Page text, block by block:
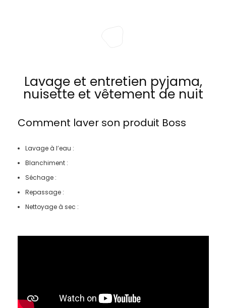
Lavage et entretien pyjama,
nuisette et vêtement de nuit
Comment laver son produit Boss
Lavage à l’eau :
Blanchiment :
Séchage :
Repassage :
Nettoyage à sec :